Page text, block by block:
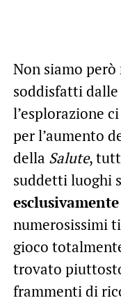
Non siamo
soddisfatti dalle
l’esplorazione
per l’aumento
della Salute,
suddetti luoghi
numerosissimi
gioco
trovato
frammenti di